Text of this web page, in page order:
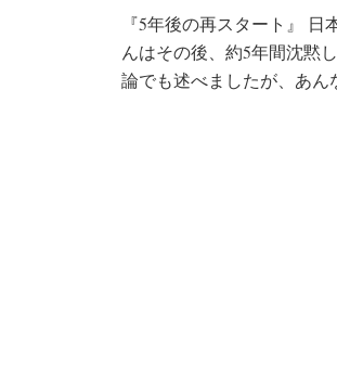
『5年後の再スタート』
んはその後、約5年間沈黙
論でも述べましたが、あん